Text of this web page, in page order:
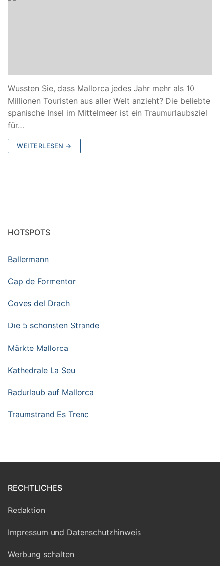
Wussten Sie, dass Mallorca jedes Jahr mehr als 10
Millionen Touristen aus aller Welt anzieht? Die beliebte
spanische Insel im Mittelmeer ist ein Traumurlaubsziel
für…
WEITERLESEN →
HOTSPOTS
Ballermann
Cap de Formentor
Coves del Drach
Die 5 schönsten Strände
Märkte Mallorca
Kathedrale La Seu
Radurlaub auf Mallorca
Traumstrand Es Trenc
RECHTLICHES
Redaktion
Impressum und Datenschutzhinweis
Werbung schalten